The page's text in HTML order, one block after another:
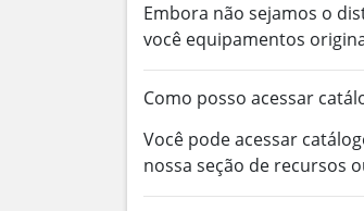
Embora não sejamos o
você equipamentos
Como posso acessar
Você pode acessar
nossa seção de recursos